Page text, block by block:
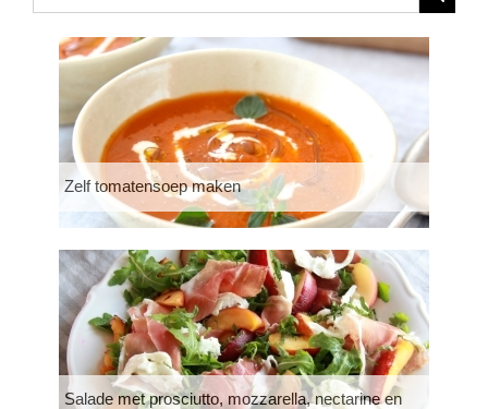
Zelf tomatensoep maken
Salade met prosciutto, mozzarella, nectarine en